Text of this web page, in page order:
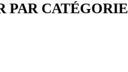
PAR CATÉGORIE